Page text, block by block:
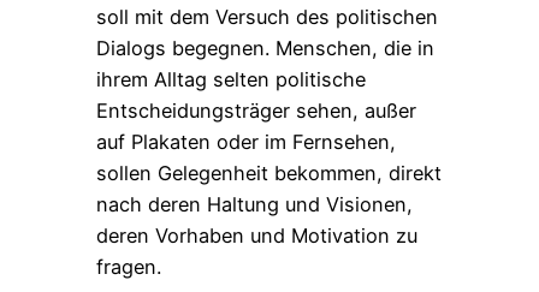
soll mit dem Versuch des politischen
Dialogs begegnen. Menschen, die in
ihrem Alltag selten politische
Entscheidungsträger sehen, außer
auf Plakaten oder im Fernsehen,
sollen Gelegenheit bekommen, direkt
nach deren Haltung und Visionen,
deren Vorhaben und Motivation zu
fragen.